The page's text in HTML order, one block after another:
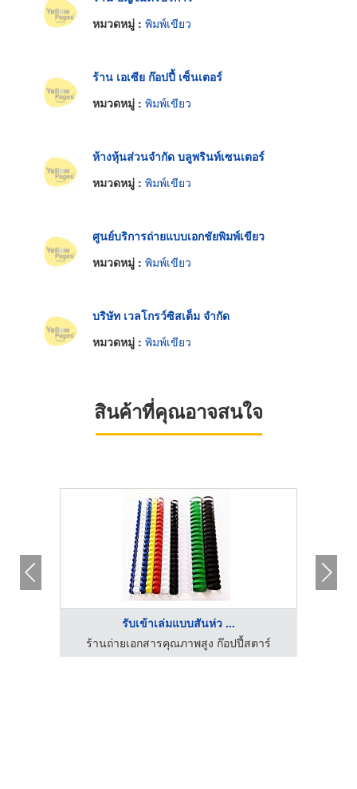
หมวดหมู่ : พิมพ์เขียว
ร้าน เอเซีย ก๊อปปี้ เซ็นเตอร์
หมวดหมู่ : พิมพ์เขียว
ห้างหุ้นส่วนจำกัด บลูพรินท์เซนเตอร์
หมวดหมู่ : พิมพ์เขียว
ศูนย์บริการถ่ายแบบเอกชัยพิมพ์เขียว
หมวดหมู่ : พิมพ์เขียว
บริษัท เวลโกรว์ซิสเต็ม จำกัด
หมวดหมู่ : พิมพ์เขียว
สินค้าที่คุณอาจสนใจ
รับเข้าเล่มแบบสันห่ว ...
ร้านถ่ายเอกสารคุณภาพสูง ก๊อปปี้สตาร์